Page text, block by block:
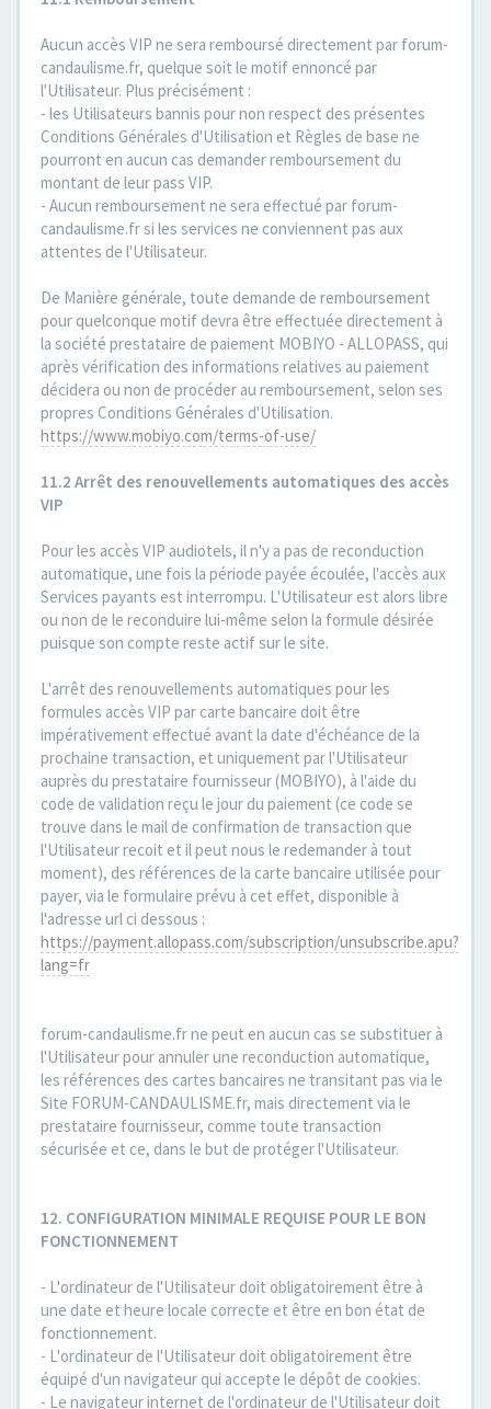
Aucun accès VIP ne sera remboursé directement par forum-
candaulisme.fr, quelque soit le motif ennoncé par
l'Utilisateur. Plus précisément :
- les Utilisateurs bannis pour non respect des présentes
Conditions Générales d'Utilisation et Règles de base ne
pourront en aucun cas demander remboursement du
montant de leur pass VIP.
- Aucun remboursement ne sera effectué par forum-
candaulisme.fr si les services ne conviennent pas aux
attentes de l'Utilisateur.
De Manière générale, toute demande de remboursement
pour quelconque motif devra être effectuée directement à
la société prestataire de paiement MOBIYO - ALLOPASS, qui
après vérification des informations relatives au paiement
décidera ou non de procéder au remboursement, selon ses
propres Conditions Générales d'Utilisation.
https://www.mobiyo.com/terms-of-use/
11.2 Arrêt des renouvellements automatiques des accès
VIP
Pour les accès VIP audiotels, il n'y a pas de reconduction
automatique, une fois la période payée écoulée, l'accès aux
Services payants est interrompu. L'Utilisateur est alors libre
ou non de le reconduire lui-même selon la formule désirée
puisque son compte reste actif sur le site.
L'arrêt des renouvellements automatiques pour les
formules accès VIP par carte bancaire doit être
impérativement effectué avant la date d'échéance de la
prochaine transaction, et uniquement par l'Utilisateur
auprès du prestataire fournisseur (MOBIYO), à l'aide du
code de validation reçu le jour du paiement (ce code se
trouve dans le mail de confirmation de transaction que
l'Utilisateur recoit et il peut nous le redemander à tout
moment), des références de la carte bancaire utilisée pour
payer, via le formulaire prévu à cet effet, disponible à
l'adresse url ci dessous :
https://payment.allopass.com/subscription/unsubscribe.apu?
lang=fr
forum-candaulisme.fr ne peut en aucun cas se substituer à
l'Utilisateur pour annuler une reconduction automatique,
les références des cartes bancaires ne transitant pas via le
Site FORUM-CANDAULISME.fr, mais directement via le
prestataire fournisseur, comme toute transaction
sécurisée et ce, dans le but de protéger l'Utilisateur.
12. CONFIGURATION MINIMALE REQUISE POUR LE BON
FONCTIONNEMENT
- L'ordinateur de l'Utilisateur doit obligatoirement être à
une date et heure locale correcte et être en bon état de
fonctionnement.
- L'ordinateur de l'Utilisateur doit obligatoirement être
équipé d'un navigateur qui accepte le dépôt de cookies.
- Le navigateur internet de l'ordinateur de l'Utilisateur doit